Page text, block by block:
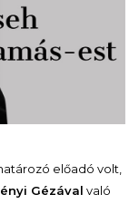
előadó volt,
Gézával való